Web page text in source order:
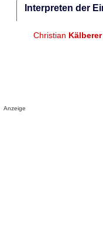
Interpreten der
Christian Kälberer
Anzeige